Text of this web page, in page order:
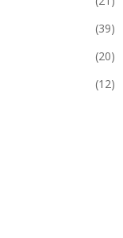
(39)
(20)
(12)